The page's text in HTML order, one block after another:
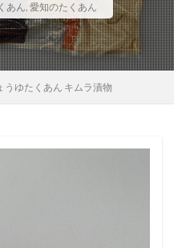
あん, 愛知のたくあん
うゆたくあん キムラ漬物